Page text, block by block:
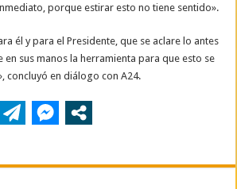
porque estirar esto no tiene sentido».
él y para el Presidente, que se aclare lo antes
en sus manos la herramienta para que esto se
concluyó en diálogo con A24.